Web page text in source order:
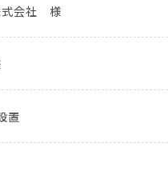
式会社 様
置